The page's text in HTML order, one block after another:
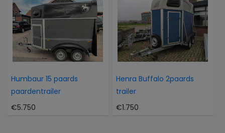
Humbaur 15 paards
paardentrailer
€5.750
Henra Buffalo 2paards
trailer
€1.750